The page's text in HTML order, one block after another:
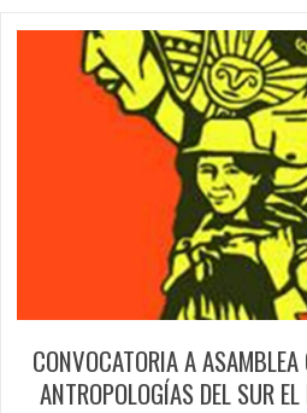
CONVOCATORIA A ASAMBLEA
ANTROPOLOGÍAS DEL SUR